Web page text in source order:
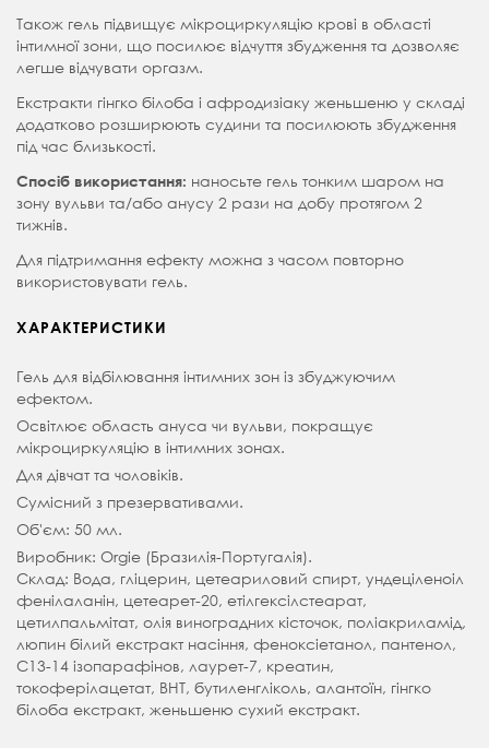
Також гель підвищує мікроциркуляцію крові в області
інтимної зони, що посилює відчуття збудження та дозволяє
легше відчувати оргазм.
Екстракти гінгко білоба і афродизіаку женьшеню у складі
додатково розширюють судини та посилюють збудження
під час близькості.
Спосіб використання: наносьте гель тонким шаром на
зону вульви та/або анусу 2 рази на добу протягом 2
тижнів.
Для підтримання ефекту можна з часом повторно
використовувати гель.
ХАРАКТЕРИСТИКИ
Гель для відбілювання інтимних зон із збуджуючим
ефектом.
Освітлює область ануса чи вульви, покращує
мікроциркуляцію в інтимних зонах.
Для дівчат та чоловіків.
Сумісний з презервативами.
Об'єм: 50 мл.
Виробник: Orgie (Бразилія-Португалія).
Склад: Вода, гліцерин, цетеариловий спирт, ундеціленоіл
фенілаланін, цетеарет-20, етілгексілстеарат,
цетилпальмітат, олія виноградних кісточок, поліакриламід,
люпин білий екстракт насіння, феноксіетанол, пантенол,
С13-14 ізопарафінов, лаурет-7, креатин,
токоферілацетат, ВНТ, бутиленгліколь, алантоїн, гінгко
білоба екстракт, женьшеню сухий екстракт.